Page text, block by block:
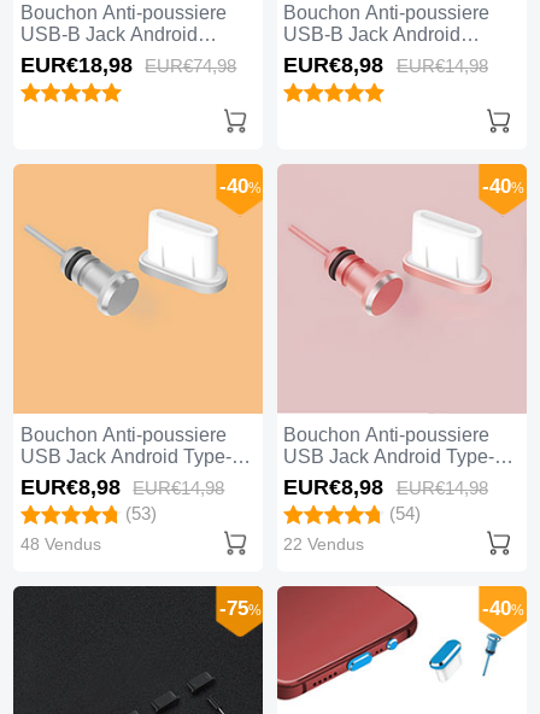
Bouchon Anti-poussiere
USB-B Jack Android
Universel 5PCS H02 Noir
EUR€18,98 EUR€74,98
Bouchon Anti-poussiere
USB-B Jack Android
Universel H01 Bleu
EUR€8,98 EUR€14,98
Bouchon Anti-poussiere
USB Jack Android Type-C
Universel Argent
-40%
EUR€8,98 EUR€14,98
(53)
48 Vendus
Bouchon Anti-poussiere
USB Jack Android Type-C
Universel Or Rose
-40%
EUR€8,98 EUR€14,98
(54)
22 Vendus
-75% -40%